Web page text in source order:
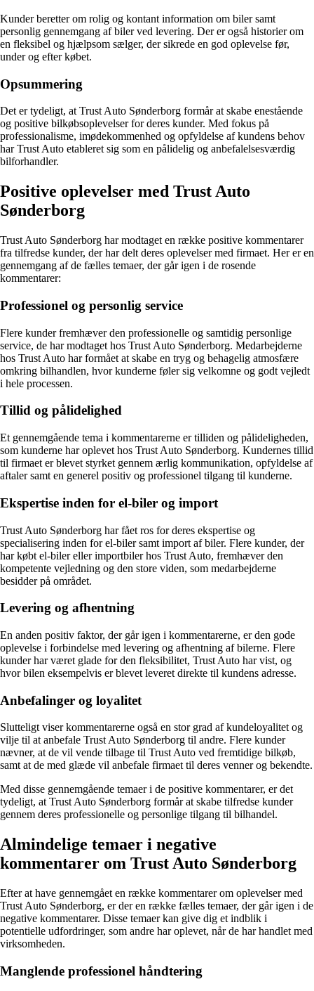
Kunder beretter om rolig og kontant information om biler samt
personlig gennemgang af biler ved levering. Der er også historier om
en fleksibel og hjælpsom sælger, der sikrede en god oplevelse før,
under og efter købet.
Opsummering
Det er tydeligt, at Trust Auto Sønderborg formår at skabe enestående
og positive bilkøbsoplevelser for deres kunder. Med fokus på
professionalisme, imødekommenhed og opfyldelse af kundens behov
har Trust Auto etableret sig som en pålidelig og anbefalelsesværdig
bilforhandler.
Positive oplevelser med Trust Auto
Sønderborg
Trust Auto Sønderborg har modtaget en række positive kommentarer
fra tilfredse kunder, der har delt deres oplevelser med firmaet. Her er en
gennemgang af de fælles temaer, der går igen i de rosende
kommentarer:
Professionel og personlig service
Flere kunder fremhæver den professionelle og samtidig personlige
service, de har modtaget hos Trust Auto Sønderborg. Medarbejderne
hos Trust Auto har formået at skabe en tryg og behagelig atmosfære
omkring bilhandlen, hvor kunderne føler sig velkomne og godt vejledt
i hele processen.
Tillid og pålidelighed
Et gennemgående tema i kommentarerne er tilliden og pålideligheden,
som kunderne har oplevet hos Trust Auto Sønderborg. Kundernes tillid
til firmaet er blevet styrket gennem ærlig kommunikation, opfyldelse af
aftaler samt en generel positiv og professionel tilgang til kunderne.
Ekspertise inden for el-biler og import
Trust Auto Sønderborg har fået ros for deres ekspertise og
specialisering inden for el-biler samt import af biler. Flere kunder, der
har købt el-biler eller importbiler hos Trust Auto, fremhæver den
kompetente vejledning og den store viden, som medarbejderne
besidder på området.
Levering og afhentning
En anden positiv faktor, der går igen i kommentarerne, er den gode
oplevelse i forbindelse med levering og afhentning af bilerne. Flere
kunder har været glade for den fleksibilitet, Trust Auto har vist, og
hvor bilen eksempelvis er blevet leveret direkte til kundens adresse.
Anbefalinger og loyalitet
Slutteligt viser kommentarerne også en stor grad af kundeloyalitet og
vilje til at anbefale Trust Auto Sønderborg til andre. Flere kunder
nævner, at de vil vende tilbage til Trust Auto ved fremtidige bilkøb,
samt at de med glæde vil anbefale firmaet til deres venner og bekendte.
Med disse gennemgående temaer i de positive kommentarer, er det
tydeligt, at Trust Auto Sønderborg formår at skabe tilfredse kunder
gennem deres professionelle og personlige tilgang til bilhandel.
Almindelige temaer i negative
kommentarer om Trust Auto Sønderborg
Efter at have gennemgået en række kommentarer om oplevelser med
Trust Auto Sønderborg, er der en række fælles temaer, der går igen i de
negative kommentarer. Disse temaer kan give dig et indblik i
potentielle udfordringer, som andre har oplevet, når de har handlet med
virksomheden.
Manglende professionel håndtering